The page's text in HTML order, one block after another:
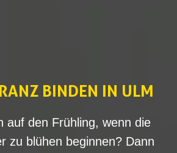
BINDEN IN ULM
auf den Frühling, wenn die
zu blühen beginnen? Dann